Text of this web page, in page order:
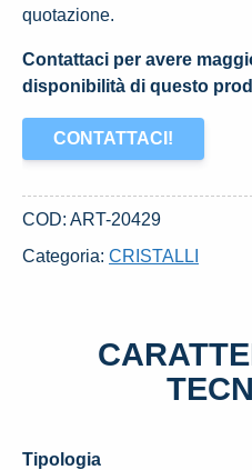
quotazione.
Contattaci per avere
disponibilità di questo
CONTATTACI!
COD: ART-20429
Categoria: CRISTALLI
Tipologia